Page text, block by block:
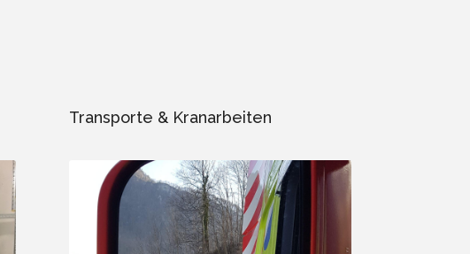
Transporte & Kranarbeiten